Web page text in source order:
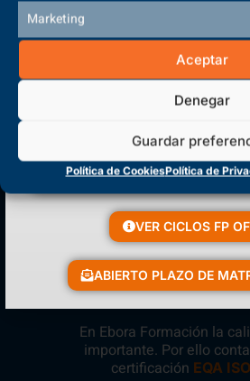
Marketing
Aceptar
Denegar
Guardar
Política de CookiesPolítica de
CENTRO DE
En Ebora Formación la
importante. Por ello
certificación EQA
VER CICLOS FP
ABIERTO PLAZO DE